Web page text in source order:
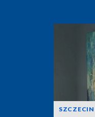
SZCZECIN